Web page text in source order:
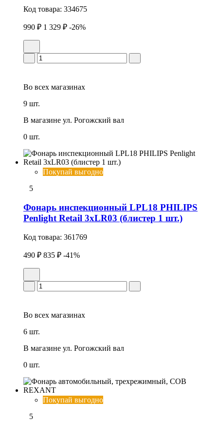
Код товара: 334675
990 ₽ 1 329 ₽ -26%
Во всех магазинах
9 шт.
В магазине ул. Рогожский вал
0 шт.
Покупай выгодно
5
Фонарь инспекционный LPL18 PHILIPS
Penlight Retail 3xLR03 (блистер 1 шт.)
Код товара: 361769
490 ₽ 835 ₽ -41%
Во всех магазинах
6 шт.
В магазине ул. Рогожский вал
0 шт.
Покупай выгодно
5